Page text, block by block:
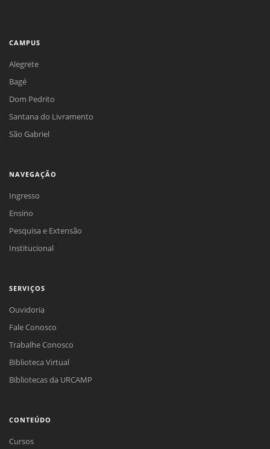
CAMPUS
Alegrete
Bagé
Dom Pedrito
Santana do Livramento
São Gabriel
NAVEGAÇÃO
Ingresso
Ensino
Pesquisa e Extensão
Institucional
SERVIÇOS
Ouvidoria
Fale Conosco
Trabalhe Conosco
Biblioteca Virtual
Bibliotecas da URCAMP
CONTEÚDO
Cursos